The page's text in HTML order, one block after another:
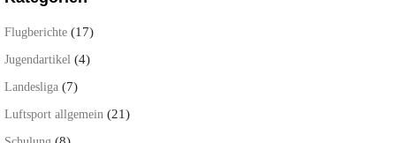
Flugberichte (17)
Jugendartikel (4)
Landesliga (7)
Luftsport allgemein (21)